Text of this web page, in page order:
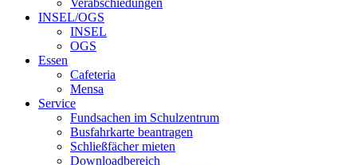
Verabschiedungen
INSEL/OGS
INSEL
OGS
Essen
Cafeteria
Mensa
Service
Fundsachen im Schulzentrum
Busfahrkarte beantragen
Schließfächer mieten
Downloadbereich